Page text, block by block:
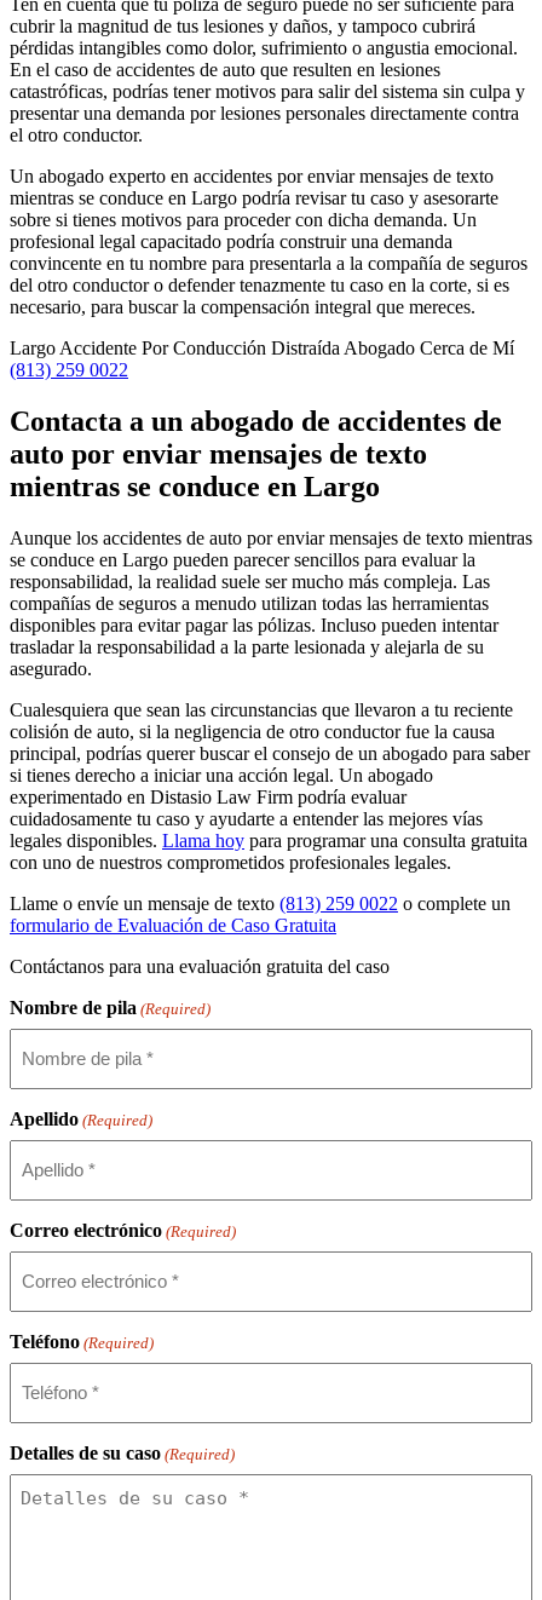
Ten en cuenta que tu póliza de seguro puede no ser suficiente para
cubrir la magnitud de tus lesiones y daños, y tampoco cubrirá
pérdidas intangibles como dolor, sufrimiento o angustia emocional.
En el caso de accidentes de auto que resulten en lesiones
catastróficas, podrías tener motivos para salir del sistema sin culpa y
presentar una demanda por lesiones personales directamente contra
el otro conductor.
Un abogado experto en accidentes por enviar mensajes de texto
mientras se conduce en Largo podría revisar tu caso y asesorarte
sobre si tienes motivos para proceder con dicha demanda. Un
profesional legal capacitado podría construir una demanda
convincente en tu nombre para presentarla a la compañía de seguros
del otro conductor o defender tenazmente tu caso en la corte, si es
necesario, para buscar la compensación integral que mereces.
Largo Accidente Por Conducción Distraída Abogado Cerca de Mí
(813) 259 0022
Contacta a un abogado de accidentes de
auto por enviar mensajes de texto
mientras se conduce en Largo
Aunque los accidentes de auto por enviar mensajes de texto mientras
se conduce en Largo pueden parecer sencillos para evaluar la
responsabilidad, la realidad suele ser mucho más compleja. Las
compañías de seguros a menudo utilizan todas las herramientas
disponibles para evitar pagar las pólizas. Incluso pueden intentar
trasladar la responsabilidad a la parte lesionada y alejarla de su
asegurado.
Cualesquiera que sean las circunstancias que llevaron a tu reciente
colisión de auto, si la negligencia de otro conductor fue la causa
principal, podrías querer buscar el consejo de un abogado para saber
si tienes derecho a iniciar una acción legal. Un abogado
experimentado en Distasio Law Firm podría evaluar
cuidadosamente tu caso y ayudarte a entender las mejores vías
legales disponibles. Llama hoy para programar una consulta gratuita
con uno de nuestros comprometidos profesionales legales.
Llame o envíe un mensaje de texto (813) 259 0022 o complete un
formulario de Evaluación de Caso Gratuita
Contáctanos para una evaluación gratuita del caso
Nombre de pila (Required)
Apellido (Required)
Correo electrónico (Required)
Teléfono (Required)
Detalles de su caso (Required)